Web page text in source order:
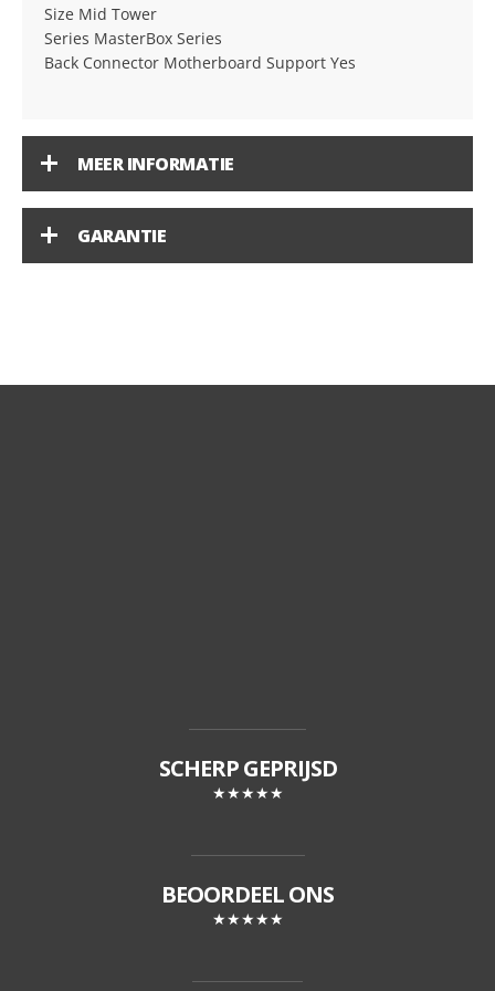
Size Mid Tower
Series MasterBox Series
Back Connector Motherboard Support Yes
MEER INFORMATIE
GARANTIE
SCHERP GEPRIJSD
★★★★★
BEOORDEEL ONS
★★★★★